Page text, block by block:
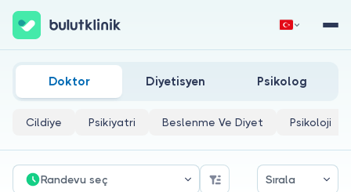
Hemen Kaydol Giriş Yap
Erzincan Çocuk Metabolizma Hastalıkları Doktorları
Doktor Diyetisyen Psikolog
Cildiye Psikiyatri Beslenme Ve Diyet Psikoloji
Randevu seç Sırala